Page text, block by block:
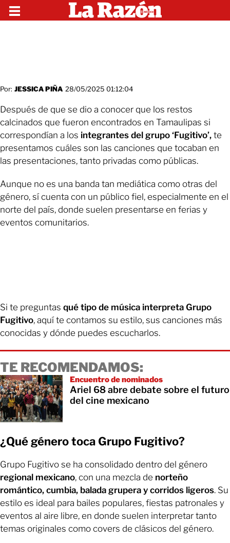
Por: JESSICA PIÑA 28/05/2025 01:12:04
Después de que se dio a conocer que los restos
calcinados que fueron encontrados en Tamaulipas si
correspondían a los integrantes del grupo ‘Fugitivo’, te
presentamos cuáles son las canciones que tocaban en
las presentaciones, tanto privadas como públicas.
Aunque no es una banda tan mediática como otras del
género, sí cuenta con un público fiel, especialmente en el
norte del país, donde suelen presentarse en ferias y
eventos comunitarios.
Si te preguntas qué tipo de música interpreta Grupo
Fugitivo, aquí te contamos su estilo, sus canciones más
conocidas y dónde puedes escucharlos.
TE RECOMENDAMOS:
Encuentro de nominados
Ariel 68 abre debate sobre el futuro
del cine mexicano
¿Qué género toca Grupo Fugitivo?
Grupo Fugitivo se ha consolidado dentro del género
regional mexicano, con una mezcla de norteño
romántico, cumbia, balada grupera y corridos ligeros. Su
estilo es ideal para bailes populares, fiestas patronales y
eventos al aire libre, en donde suelen interpretar tanto
temas originales como covers de clásicos del género.